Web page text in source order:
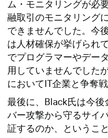
ム・モニタリングが必
融取引のモニタリング
できませんでした。今
は人材確保が挙げられ
でプログラマーやデー
用していませんでした
においてIT企業と争奪
最後に、Black氏は今
バー攻撃から守るサイ
証するのか、というこ